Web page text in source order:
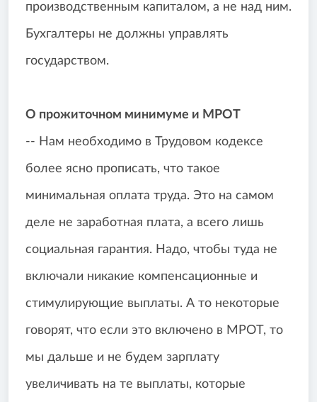
производственным капиталом, а не над ним.
Бухгалтеры не должны управлять
государством.
О прожиточном минимуме и МРОТ
-- Нам необходимо в Трудовом кодексе
более ясно прописать, что такое
минимальная оплата труда. Это на самом
деле не заработная плата, а всего лишь
социальная гарантия. Надо, чтобы туда не
включали никакие компенсационные и
стимулирующие выплаты. А то некоторые
говорят, что если это включено в МРОТ, то
мы дальше и не будем зарплату
увеличивать на те выплаты, которые